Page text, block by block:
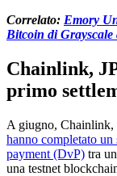
Correlato: Emory
Bitcoin di
Chainlink,
primo
A giugno, Chainlink,
hanno completato un
payment (DvP) tra
una testnet